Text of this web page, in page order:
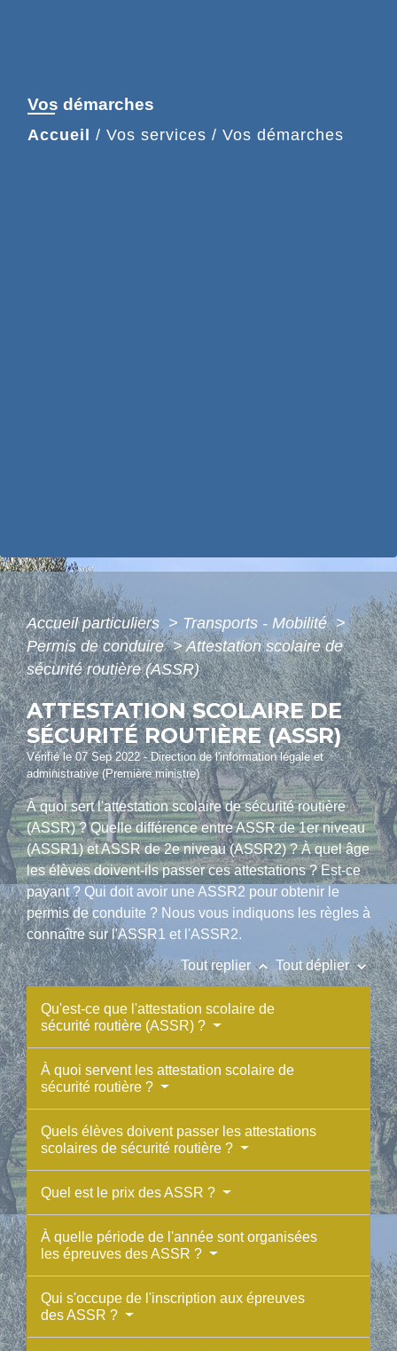
Vos démarches
Accueil / Vos services / Vos démarches
Accueil particuliers > Transports - Mobilité>
Permis de conduire> Attestation scolaire de
sécurité routière (ASSR)
ATTESTATION SCOLAIRE DE
SÉCURITÉ ROUTIÈRE (ASSR)
Vérifié le 07 Sep 2022 - Direction de l'information légale et
administrative (Première ministre)
À quoi sert l'attestation scolaire de sécurité routière
(ASSR) ? Quelle différence entre ASSR de 1erniveau
(ASSR1) et ASSR de 2eniveau (ASSR2) ? À quel âge
les élèves doivent-ils passer ces attestations ? Est-ce
payant ? Qui doit avoir une ASSR2 pour obtenir le
permis de conduite ? Nous vous indiquons les règles à
connaître sur l'ASSR1 et l'ASSR2.
Tout replier keyboard_arrow_up Tout déplierkeyboard_arrow_down
Qu'est-ce que l'attestation scolaire de
sécurité routière (ASSR) ?
À quoi servent les attestation scolaire de
sécurité routière ?
Quels élèves doivent passer les attestations
scolaires de sécurité routière ?
Quel est le prix des ASSR ?
À quelle période de l'année sont organisées
les épreuves des ASSR ?
Qui s'occupe de l'inscription aux épreuves
des ASSR ?